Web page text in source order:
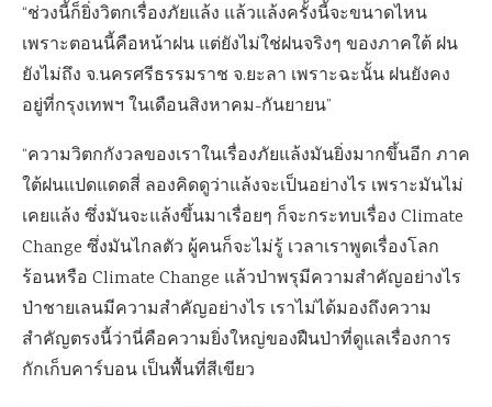
“ช่วงนี้ก็ยิ่งวิตกเรื่องภัยแล้ง แล้วแล้งครั้งนี้จะขนาดไหน
เพราะตอนนี้คือหน้าฝน แต่ยังไม่ใช่ฝนจริงๆ ของภาคใต้ ฝน
ยังไม่ถึง จ.นครศรีธรรมราช จ.ยะลา เพราะฉะนั้น ฝนยังคง
อยู่ที่กรุงเทพฯ ในเดือนสิงหาคม-กันยายน”
“ความวิตกกังวลของเราในเรื่องภัยแล้งมันยิ่งมากขึ้นอีก ภาค
ใต้ฝนแปดแดดสี่ ลองคิดดูว่าแล้งจะเป็นอย่างไร เพราะมันไม่
เคยแล้ง ซึ่งมันจะแล้งขึ้นมาเรื่อยๆ ก็จะกระทบเรื่อง Climate
Change ซึ่งมันไกลตัว ผู้คนก็จะไม่รู้ เวลาเราพูดเรื่องโลก
ร้อนหรือ Climate Change แล้วป่าพรุมีความสำคัญอย่างไร
ป่าชายเลนมีความสำคัญอย่างไร เราไม่ได้มองถึงความ
สำคัญตรงนี้ว่านี่คือความยิ่งใหญ่ของฝืนป่าที่ดูแลเรื่องการ
กักเก็บคาร์บอน เป็นพื้นที่สีเขียว